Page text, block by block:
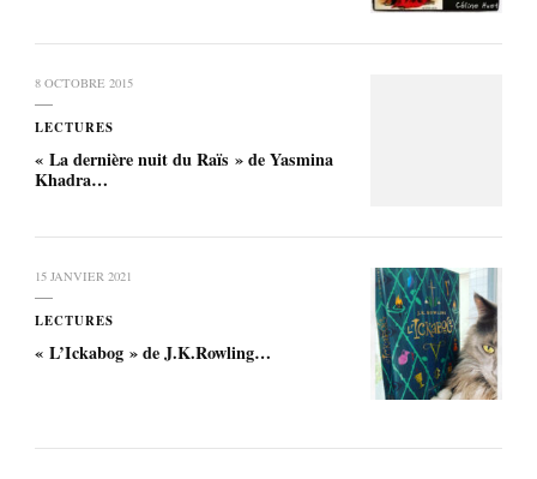
8 OCTOBRE 2015
LECTURES
« La dernière nuit du Raïs » de Yasmina
Khadra…
15 JANVIER 2021
LECTURES
« L’Ickabog » de J.K.Rowling…